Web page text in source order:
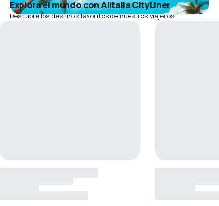
Explora el mundo con Alitalia CityLiner
Descubre los destinos favoritos de nuestros viajeros